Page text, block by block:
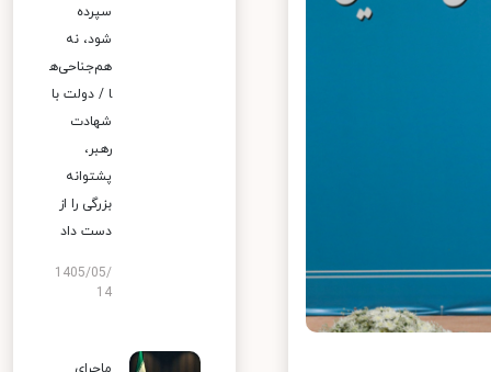
سپرده
شود، نه
هم‌جناحی‌ه
ا / دولت با
شهادت
رهبر،
پشتوانه
بزرگی را از
دست داد
1405/05/
14